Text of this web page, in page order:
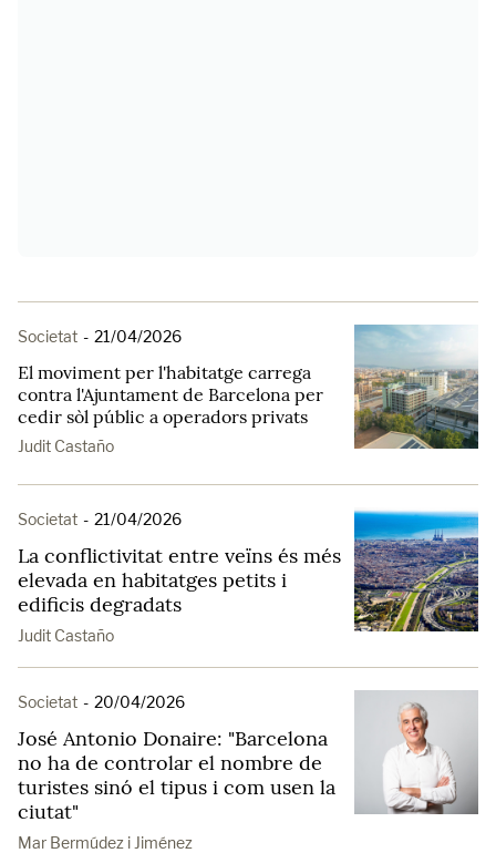
Societat - 21/04/2026
El moviment per l'habitatge carrega
contra l'Ajuntament de Barcelona per
cedir sòl públic a operadors privats
Judit Castaño
Societat - 21/04/2026
La conflictivitat entre veïns és més
elevada en habitatges petits i
edificis degradats
Judit Castaño
Societat - 20/04/2026
José Antonio Donaire: "Barcelona
no ha de controlar el nombre de
turistes sinó el tipus i com usen la
ciutat"
Mar Bermúdez i Jiménez